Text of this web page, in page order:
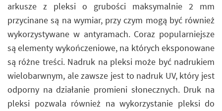
arkusze z pleksi o grubości maksymalnie 2 mm
przycinane są na wymiar, przy czym mogą być również
wykorzystywane w antyramach. Coraz popularniejsze
są elementy wykończeniowe, na których eksponowane
są różne treści. Nadruk na pleksi może być nadrukiem
wielobarwnym, ale zawsze jest to nadruk UV, który jest
odporny na działanie promieni słonecznych. Druk na
pleksi pozwala również na wykorzystanie pleksi do